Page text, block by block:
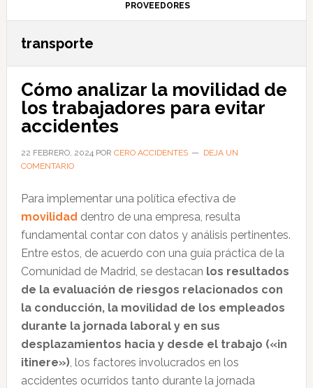
PROVEEDORES
transporte
Cómo analizar la movilidad de
los trabajadores para evitar
accidentes
22 FEBRERO, 2024POR CERO ACCIDENTES
DEJA UN
COMENTARIO
Para implementar una política efectiva de
movilidad dentro de una empresa, resulta
fundamental contar con datos y análisis pertinentes.
Entre estos, de acuerdo con una guía práctica de la
Comunidad de Madrid, se destacan los resultados
de la evaluación de riesgos relacionados con
la conducción, la movilidad de los empleados
durante la jornada laboral y en sus
desplazamientos hacia y desde el trabajo («in
itinere»), los factores involucrados en los
accidentes ocurridos tanto durante la jornada